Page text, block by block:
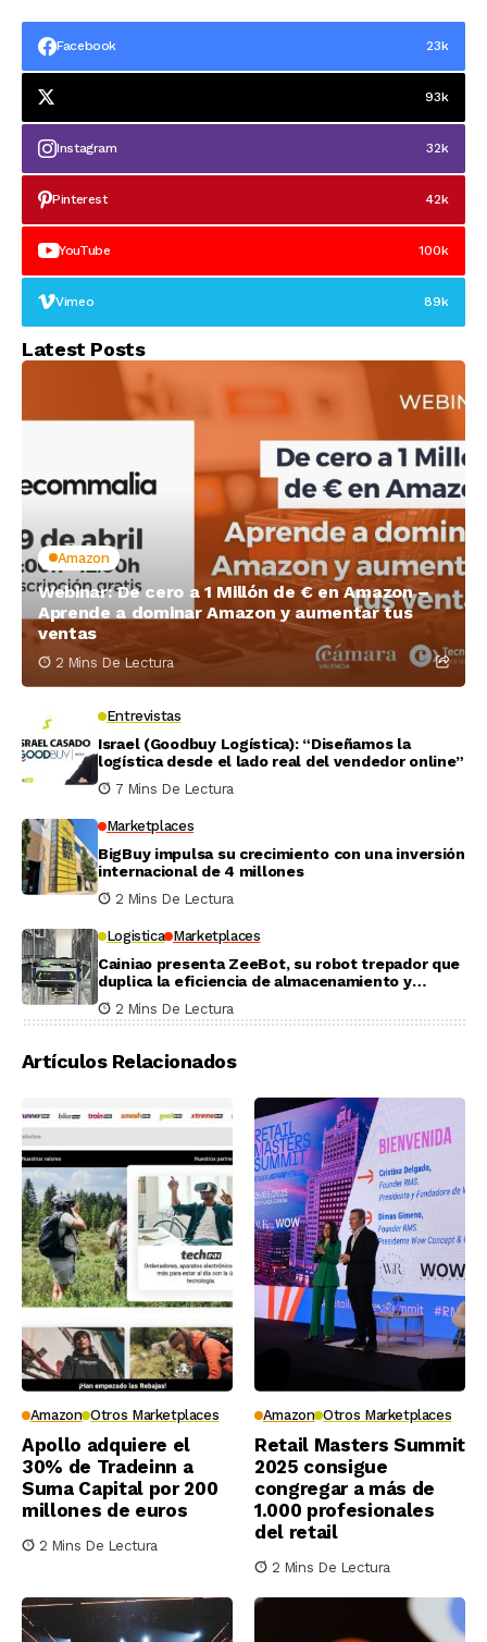
Zalando
premios Paris Retail
Facebook 23k
93k
Instagram 32k
Pinterest 42k
YouTube 100k
Vimeo 89k
Latest Posts
Amazon
Webinar: De cero a 1 Millón de € en Amazon –
Aprende a dominar Amazon y aumentar tus
ventas
2 Mins De Lectura
Entrevistas
Israel (Goodbuy Logística): “Diseñamos la
logística desde el lado real del vendedor online”
7 Mins De Lectura
Marketplaces
BigBuy impulsa su crecimiento con una inversión
internacional de 4 millones
2 Mins De Lectura
Logistica Marketplaces
Cainiao presenta ZeeBot, su robot trepador que
duplica la eficiencia de almacenamiento y
recogida en pruebas reales
2 Mins De Lectura
Artículos Relacionados
Amazon Otros Marketplaces
Apollo adquiere el
30% de Tradeinn a
Suma Capital por 200
millones de euros
2 Mins De Lectura
Amazon Otros Marketplaces
Retail Masters Summit
2025 consigue
congregar a más de
1.000 profesionales
del retail
2 Mins De Lectura